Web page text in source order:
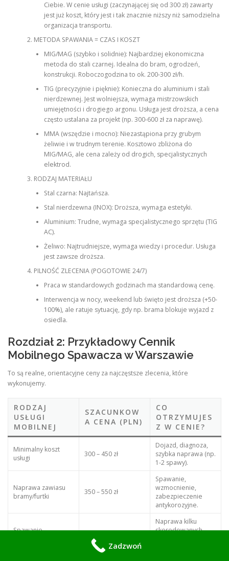
Ciebie. W cenie usługi (zaczynającej się od 300 zł) zawarty
jest już koszt, który jest i tak znacznie niższy niż samodzielna
organizacja transportu.
METODA SPAWANIA = CZAS I KOSZT
MIG/MAG (szybko i solidnie): Najbardziej ekonomiczna
metoda do stali czarnej. Idealna do bram, ogrodzeń,
konstrukcji. Roboczogodzina to ok. 200-300 zł/h.
TIG (precyzyjnie i pięknie): Konieczna do aluminium i stali
nierdzewnej. Jest wolniejsza, wymaga mistrzowskich
umiejętności i drogiego argonu. Usługa jest droższa, a cena
często ustalana za projekt (np. 300-600 zł za naprawę).
MMA (wszędzie i mocno): Niezastąpiona przy grubym
żeliwie i w trudnym terenie. Kosztowo zbliżona do
MIG/MAG, ale cena zależy od drogich, specjalistycznych
elektrod.
RODZAJ MATERIAŁU
Stal czarna: Najtańsza.
Stal nierdzewna (INOX): Droższa, wymaga estetyki.
Aluminium: Trudne, wymaga specjalistycznego sprzętu (TIG
AC).
Żeliwo: Najtrudniejsze, wymaga wiedzy i procedur. Usługa
jest zawsze droższa.
PILNOŚĆ ZLECENIA (POGOTOWIE 24/7)
Praca w standardowych godzinach ma standardową cenę.
Interwencja w nocy, weekend lub święto jest droższa (+50-
100%), ale ratuje sytuację, gdy np. brama blokuje wyjazd z
osiedla.
Rozdział 2: Przykładowy Cennik
Mobilnego Spawacza w Warszawie
To są realne, orientacyjne ceny za najczęstsze zlecenia, które
wykonujemy.
RODZAJ
USŁUGI
MOBILNEJ
SZACUNKOW
A CENA (PLN)
CO
OTRZYMUJES
Z W CENIE?
Minimalny koszt
usługi
300 – 450 zł
Dojazd, diagnoza,
szybka naprawa (np.
1-2 spawy).
Naprawa zawiasu
bramy/furtki
350 – 550 zł
Spawanie,
wzmocnienie,
zabezpieczenie
antykorozyjne.
Spawanie
400 – 800 zł
Naprawa kilku
skorodowanych
Zadzwoń